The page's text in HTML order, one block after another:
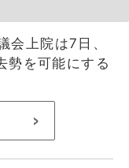
会上院は7日、
勢を可能にする
>